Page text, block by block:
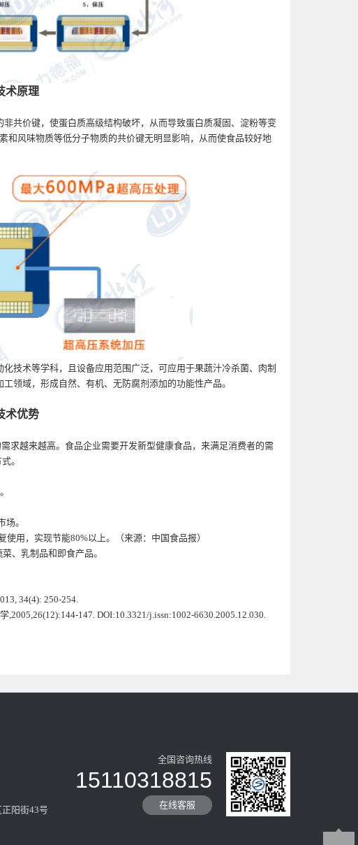
术原理
共价键，使蛋白质高级结构破坏，从而导致蛋白质凝固、淀粉等变
和风味物质等低分子物质的共价键无明显影响，从而使食品较好地
技术等学科，且设备应用范围广泛，可应用于果蔬汁冷杀菌、肉制
领域，形成自然、有机、无防腐剂添加的功能性产品。
术优势
求越来越高。食品企业需要开发新型健康食品，来满足消费者的需
。
。
使用，实现节能80%以上。（来源：中国食品报）
、乳制品和即食产品。
34(4): 250-254.
147. DOI:10.3321/j.issn:1002-6630.2005.12.030.
阳街43号
全国咨询热线
15110318815
在线客服